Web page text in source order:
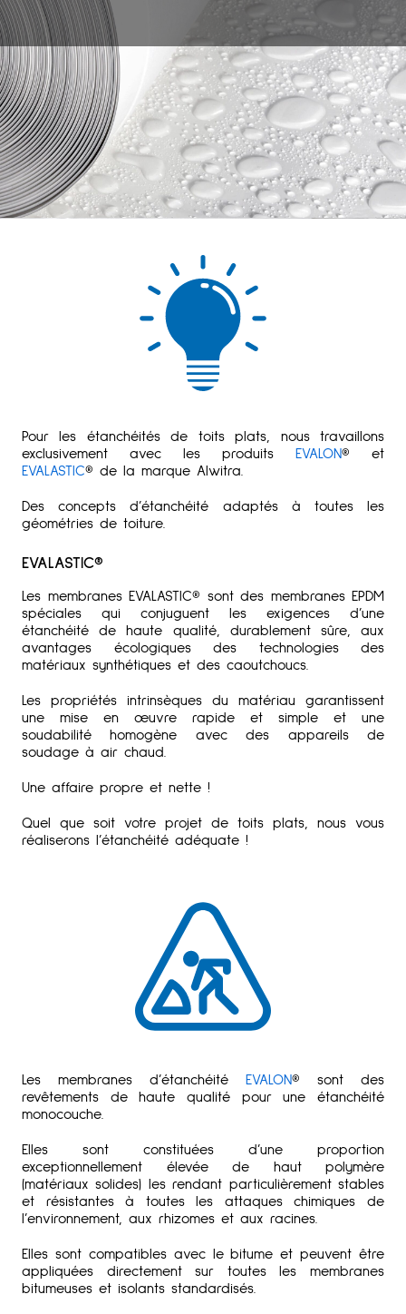
Pour les étanchéités de toits plats, nous travaillons
exclusivement avec les produits EVALON® et
EVALASTIC® de la marque Alwitra.
Des concepts d’étanchéité adaptés à toutes les
géométries de toiture.
EVALASTIC®
Les membranes EVALASTIC® sont des membranes EPDM
spéciales qui conjuguent les exigences d’une
étanchéité de haute qualité, durablement sûre, aux
avantages écologiques des technologies des
matériaux synthétiques et des caoutchoucs.
Les propriétés intrinsèques du matériau garantissent
une mise en œuvre rapide et simple et une
soudabilité homogène avec des appareils de
soudage à air chaud.
Une affaire propre et nette !
Quel que soit votre projet de toits plats, nous vous
réaliserons l’étanchéité adéquate !
Les membranes d’étanchéité EVALON® sont des
revêtements de haute qualité pour une étanchéité
monocouche.
Elles sont constituées d’une proportion
exceptionnellement élevée de haut polymère
(matériaux solides) les rendant particulièrement stables
et résistantes à toutes les attaques chimiques de
l’environnement, aux rhizomes et aux racines.
Elles sont compatibles avec le bitume et peuvent être
appliquées directement sur toutes les membranes
bitumeuses et isolants standardisés.